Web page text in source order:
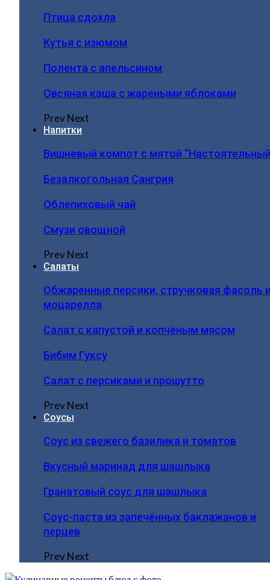
Птица сдохла
Кутья с изюмом
Полента с апельсином
Овсяная каша с жареными яблоками
PrevNext
Напитки
Вишневый компот с мятой
Безалкогольная Сангрия
Облепиховый чай
Смузи овощной
PrevNext
Салаты
Обжаренные персики, стручковая фасоль
моцарелла
Салат с капустой и копчёным мясом
Бибим Гуксу
Салат с персиками и прошутто
PrevNext
Соусы
Соус из свежего базилика и томатов
Вкусный маринад для шашлыка
Гранатовый соус для шашлыка
Соус-паста из запечённых баклажанов и
перцев
PrevNext